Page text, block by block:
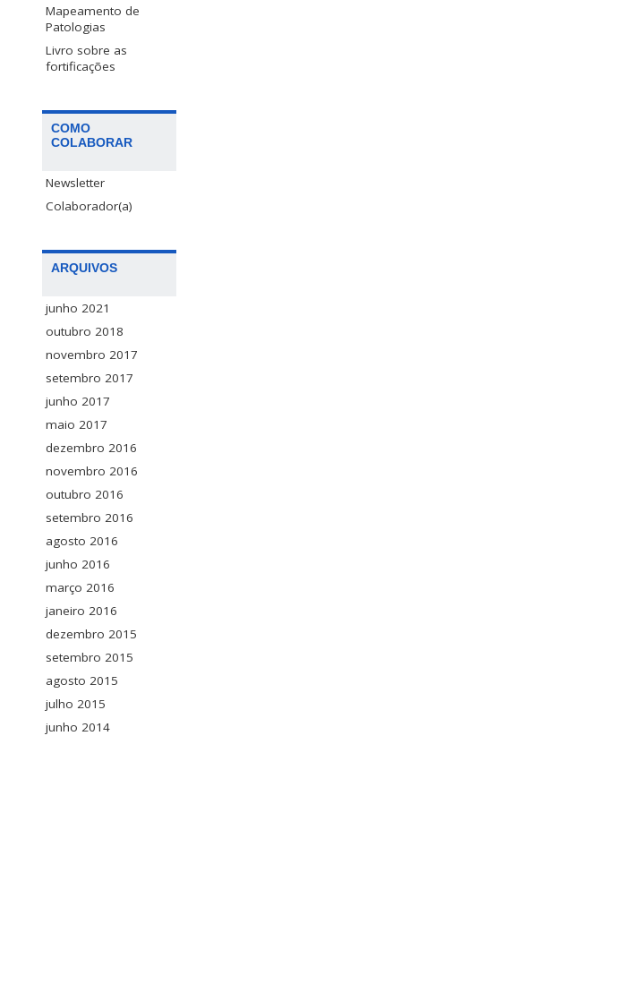
Mapeamento de
Patologias
Livro sobre as
fortificações
COMO
COLABORAR
Newsletter
Colaborador(a)
ARQUIVOS
junho 2021
outubro 2018
novembro 2017
setembro 2017
junho 2017
maio 2017
dezembro 2016
novembro 2016
outubro 2016
setembro 2016
agosto 2016
junho 2016
março 2016
janeiro 2016
dezembro 2015
setembro 2015
agosto 2015
julho 2015
junho 2014